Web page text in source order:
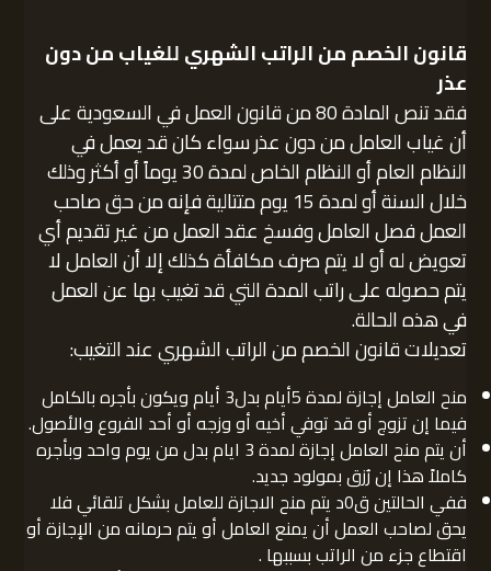
قانون الخصم من الراتب الشهري للغياب من دون
عذر
فقد تنص المادة 80 من قانون العمل في السعودية على
أن غياب العامل من دون عذر سواء كان قد يعمل في
النظام العام أو النظام الخاص لمدة 30 يوماً أو أكثر وذلك
خلال السنة أو لمدة 15 يوم متتالية فإنه من حق صاحب
العمل فصل العامل وفسخ عقد العمل من غير تقديم أي
تعويض له أو لا يتم صرف مكافأة كذلك إلا أن العامل لا
يتم حصوله على راتب المدة التي قد تغيب بها عن العمل
في هذه الحالة.
تعديلات قانون الخصم من الراتب الشهري عند التغيب:
منح العامل إجازة لمدة 5أيام بدل3 أيام ويكون بأجره بالكامل
فيما إن تزوج أو قد توفي أخيه أو وزجه أو أحد الفروع والأصول.
أن يتم منح العامل إجازة لمدة 3 ايام بدل من يوم واحد وبأجره
كاملاً هذا إن رُزق بمولود جديد.
ففي الحالتين ق0د يتم منح الاجازة للعامل بشكل تلقائي فلا
يحق لصاحب العمل أن يمنع العامل أو يتم حرمانه من الإجازة أو
اقتطاع جزء من الراتب بسببها .